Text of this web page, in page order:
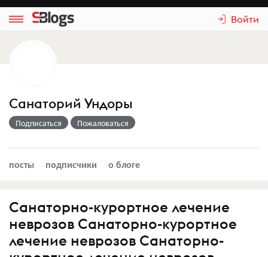
Войти
Санаторий Ундоры
Подписаться Пожаловаться
посты подписчики о блоге
Санаторно-курортное лечение
неврозов Санаторно-курортное
лечение неврозов Санаторно-